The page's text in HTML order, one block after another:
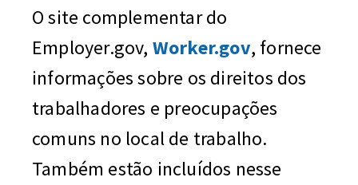
O site complementar do
Employer.gov, Worker.gov, fornece
informações sobre os direitos dos
trabalhadores e preocupações
comuns no local de trabalho.
Também estão incluídos nesse